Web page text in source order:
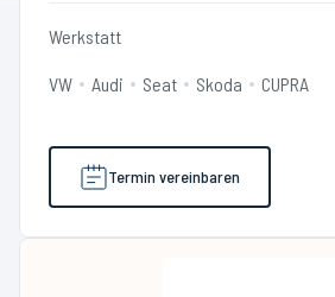
Werkstatt
VW Audi Seat Skoda CUPRA
Termin vereinbaren